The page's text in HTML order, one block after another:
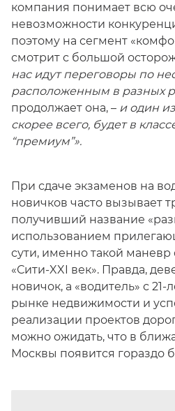
компания понимает всю
невозможности
поэтому на сегмент
смотрит с большой
нас идут переговоры по
расположенным в разных
продолжает она, – и один
скорее всего, будет в
“премиум”».
При сдаче экзаменов на
новичков часто вызывает
получивший название
использованием
сути, именно такой
«Сити-XXI век». Правда,
новичок, а «водитель» с
рынке недвижимости и
реализации проектов
можно ожидать, что в
Москвы появится гораздо